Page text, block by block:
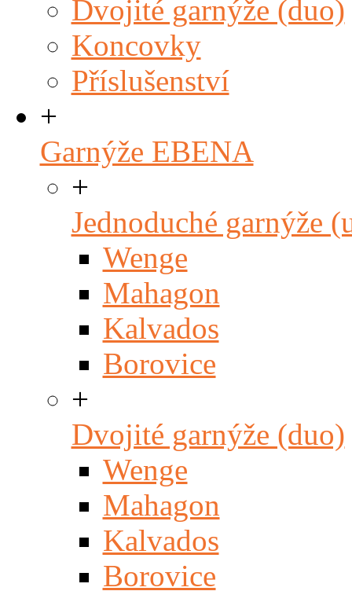
Dvojité garnýže (duo)
Koncovky
Příslušenství
+
Garnýže EBENA
+
Jednoduché garnýže
Wenge
Mahagon
Kalvados
Borovice
+
Dvojité garnýže (duo)
Wenge
Mahagon
Kalvados
Borovice